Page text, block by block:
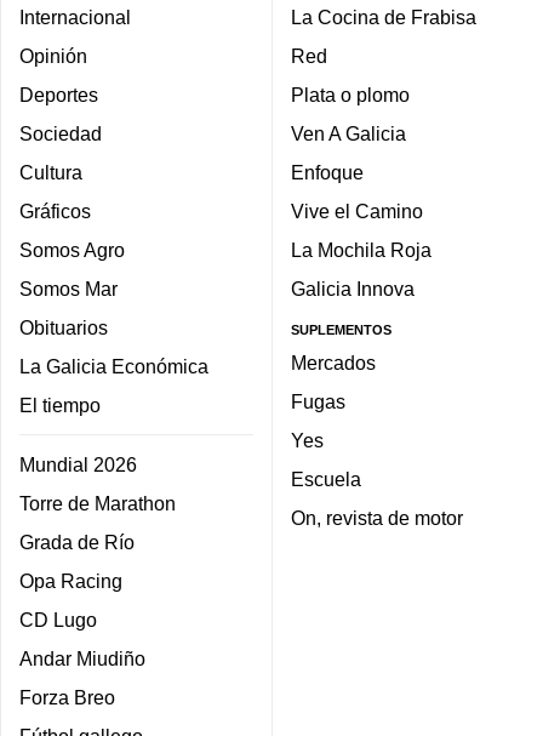
Internacional
Opinión
Deportes
Sociedad
Cultura
Gráficos
Somos Agro
Somos Mar
Obituarios
La Galicia Económica
El tiempo
Mundial 2026
Torre de Marathon
Grada de Río
Opa Racing
CD Lugo
Andar Miudiño
Forza Breo
La Cocina de Frabisa
Red
Plata o plomo
Ven A Galicia
Enfoque
Vive el Camino
La Mochila Roja
Galicia Innova
SUPLEMENTOS
Mercados
Fugas
Yes
Escuela
On, revista de motor